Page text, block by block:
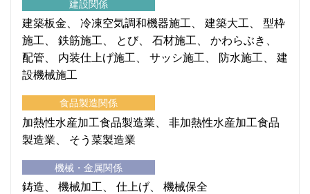
建設関係
建築板金 冷凍空気調和機器施工 建築大工
型枠
施工
鉄筋施工 とび 石材施工
かわらぶき
配管
内装仕上げ施工 サッシ施工 防水施工
建
設機械施工
食品製造関係
加熱性水産加工食品製造業
非加熱性水産加工食品
製造業
そう菜製造業
機械・金属関係
鋳造 機械加工 仕上げ 機械保全